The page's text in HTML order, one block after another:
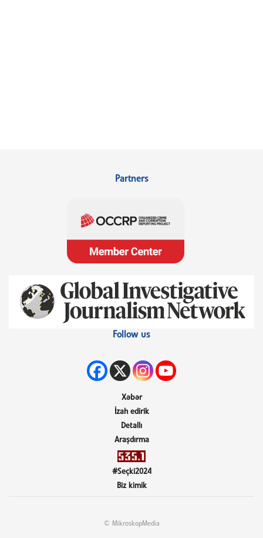
Partners
Follow us
Xəbər
İzah edirik
Detallı
Araşdırma
#Seçki2024
Biz kimik
© MikroskopMedia